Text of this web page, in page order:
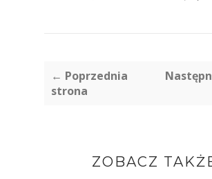
← Poprzednia
strona
ZOBACZ